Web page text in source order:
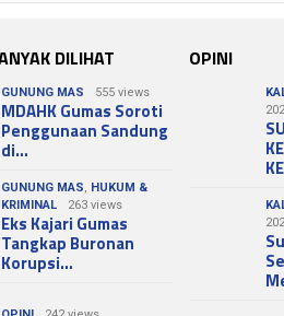
DILIHAT
GUNUNG MAS 555 views
MDAHK Gumas Soroti
Penggunaan Sandung
di…
GUNUNG MAS, HUKUM &
KRIMINAL
263 views
Eks Kajari Gumas
Tangkap Buronan
Korupsi…
OPINI